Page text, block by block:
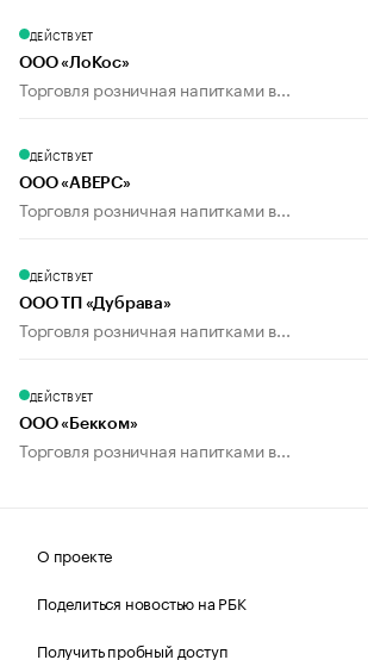
ДЕЙСТВУЕТ
ООО «ЛоКос»
Торговля розничная напитками в...
ДЕЙСТВУЕТ
ООО «АВЕРС»
Торговля розничная напитками в...
ДЕЙСТВУЕТ
ООО ТП «Дубрава»
Торговля розничная напитками в...
ДЕЙСТВУЕТ
ООО «Бекком»
Торговля розничная напитками в...
О проекте
Поделиться новостью на РБК
Получить пробный доступ